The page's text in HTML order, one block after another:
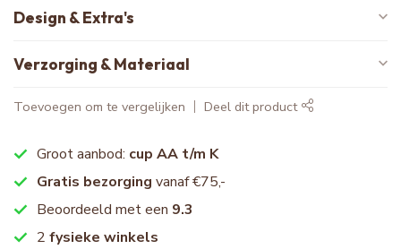
Design & Extra's
Verzorging & Materiaal
Toevoegen om te vergelijken Deel dit product
Groot aanbod: cup AA t/m K
Gratis bezorging vanaf €75,-
Beoordeeld met een 9.3
2 fysieke winkels